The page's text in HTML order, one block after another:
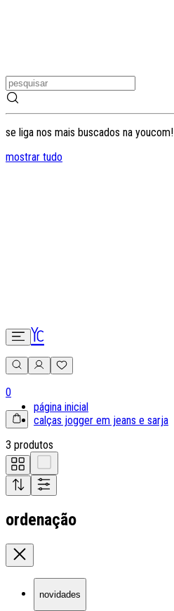
se liga nos mais buscados na youcom!
mostrar tudo
0
página inicial
calças jogger em jeans e sarja
3 produtos
ordenação
novidades